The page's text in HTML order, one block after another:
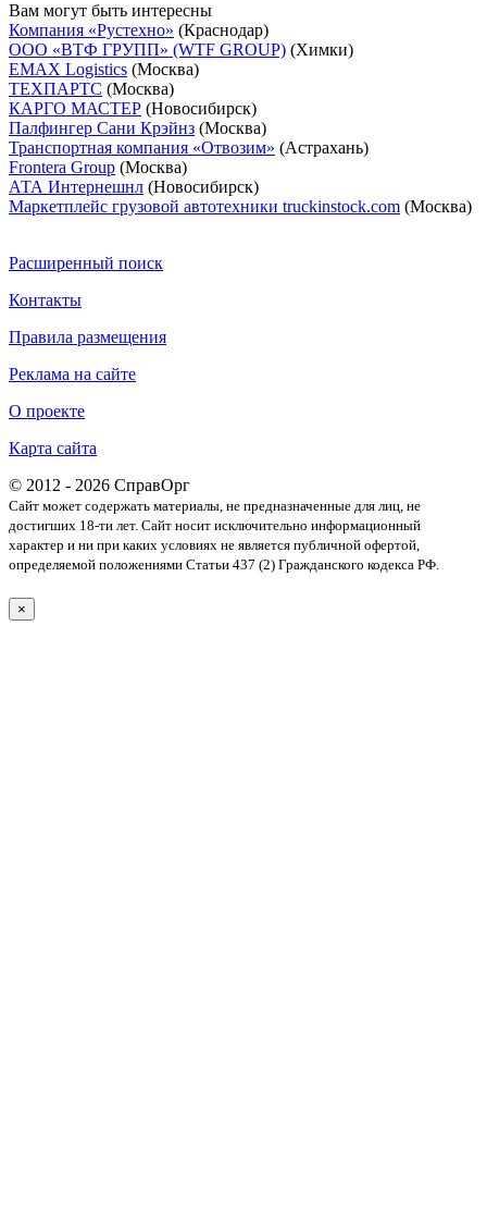
Вам могут быть интересны
Компания «Рустехно» (Краснодар)
ООО «ВТФ ГРУПП» (WTF GROUP) (Химки)
EMAX Logistics (Москва)
ТЕХПАРТС (Москва)
КАРГО МАСТЕР (Новосибирск)
Палфингер Сани Крэйнз (Москва)
Транспортная компания «Отвозим» (Астрахань)
Frontera Group (Москва)
АТА Интернешнл (Новосибирск)
Маркетплейс грузовой автотехники truckinstock.com (Москва)
Расширенный поиск
Контакты
Правила размещения
Реклама на сайте
О проекте
Карта сайта
© 2012 - 2026 СправОрг
Сайт может содержать материалы, не предназначенные для лиц, не
достигших 18-ти лет. Cайт носит исключительно информационный
характер и ни при каких условиях не является публичной офертой,
определяемой положениями Статьи 437 (2) Гражданского кодекса РФ.
×